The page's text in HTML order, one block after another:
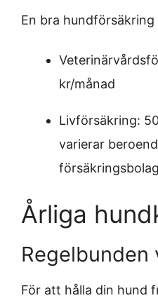
En bra hundförsäkring
kr/månad
Livförsäkring:
varierar
Årliga
Regelbunden
För att hålla din hund